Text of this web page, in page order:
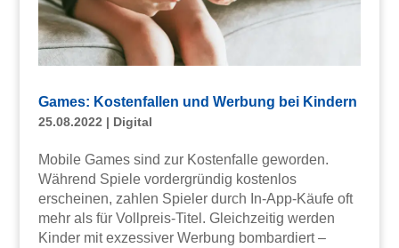
Games: Kostenfallen und Werbung bei Kindern
25.08.2022 | Digital
Mobile Games sind zur Kostenfalle geworden.
Während Spiele vordergründig kostenlos
erscheinen, zahlen Spieler durch In-App-Käufe oft
mehr als für Vollpreis-Titel. Gleichzeitig werden
Kinder mit exzessiver Werbung bombardiert –